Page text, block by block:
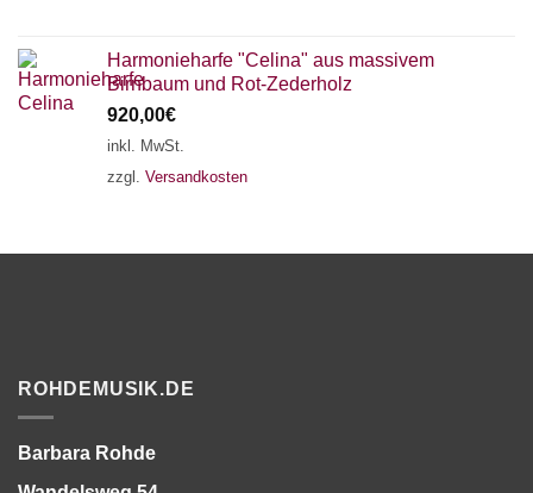
Harmonieharfe "Celina" aus massivem
Birnbaum und Rot-Zederholz
920,00€
inkl. MwSt.
zzgl. Versandkosten
ROHDEMUSIK.DE
Barbara Rohde